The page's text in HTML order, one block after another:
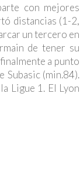
con mejores
distancias (1-2,
un tercero en
de tener su
a punto
Subasic (min.84).
Ligue 1. El Lyon